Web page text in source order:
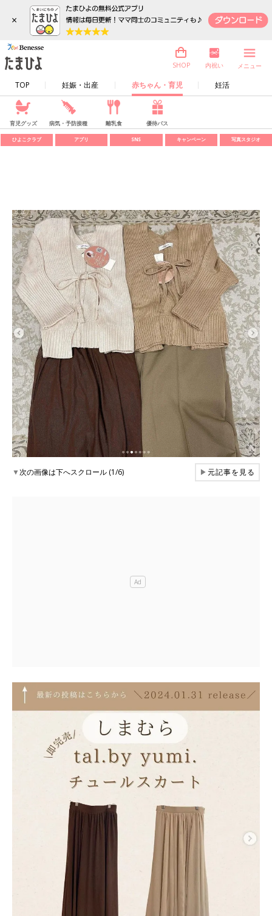
×
TOP 妊娠・出産 赤ちゃん・育児 妊活
SHOP 内祝い メニュー
育児グッズ 病気・予防接種 離乳食 優待パス
ひよこクラブ アプリ SNS キャンペーン 写真スタジオ
▼次の画像は下へスクロール (1/6) ▶元記事を見る